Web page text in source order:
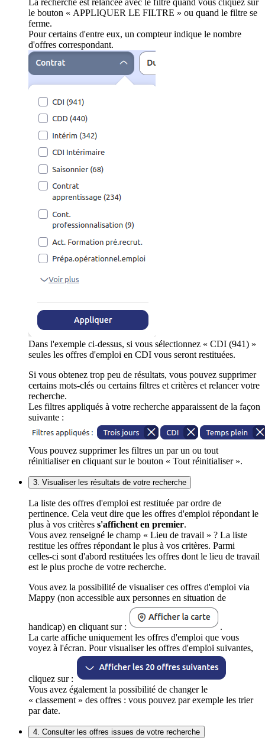
La recherche est relancée avec le filtre quand vous cliquez sur
le bouton « APPLIQUER LE FILTRE » ou quand le filtre se
ferme.
Pour certains d'entre eux, un compteur indique le nombre
d'offres correspondant.
Dans l'exemple ci-dessus, si vous sélectionnez « CDI (941) »
seules les offres d'emploi en CDI vous seront restituées.
Si vous obtenez trop peu de résultats, vous pouvez supprimer
certains mots-clés ou certains filtres et critères et relancer votre
recherche.
Les filtres appliqués à votre recherche apparaissent de la façon
suivante :
Vous pouvez supprimer les filtres un par un ou tout
réinitialiser en cliquant sur le bouton « Tout réinitialiser ».
3. Visualiser les résultats de votre recherche
La liste des offres d'emploi est restituée par ordre de
pertinence. Cela veut dire que les offres d'emploi répondant le
plus à vos critères s'affichent en premier.
Vous avez renseigné le champ « Lieu de travail » ? La liste
restitue les offres répondant le plus à vos critères. Parmi
celles-ci sont d'abord restituées les offres dont le lieu de travail
est le plus proche de votre recherche.
Vous avez la possibilité de visualiser ces offres d'emploi via
Mappy (non accessible aux personnes en situation de
handicap) en cliquant sur :
.
La carte affiche uniquement les offres d'emploi que vous
voyez à l'écran. Pour visualiser les offres d'emploi suivantes,
cliquez sur :
Vous avez également la possibilité de changer le
« classement » des offres : vous pouvez par exemple les trier
par date.
4. Consulter les offres issues de votre recherche